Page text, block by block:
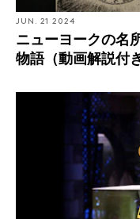
JUN. 21 2024
ニューヨークの名
物語（動画解説付き